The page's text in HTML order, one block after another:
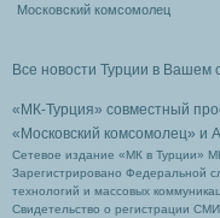
Московский комсомолец
Все новости Турции в Вашем
«МК-Турция» совместный
«Московский комсомолец» и
Сетевое издание «МК в Турции»
Зарегистрировано Федеральной
технологий и массовых
Свидетельство о регистрации